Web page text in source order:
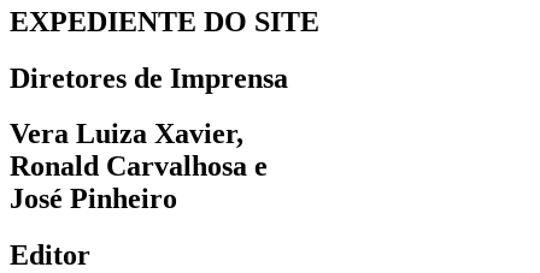
EXPEDIENTE DO SITE
Diretores de Imprensa
Vera Luiza Xavier,
Ronald Carvalhosa e
José Pinheiro
Editor